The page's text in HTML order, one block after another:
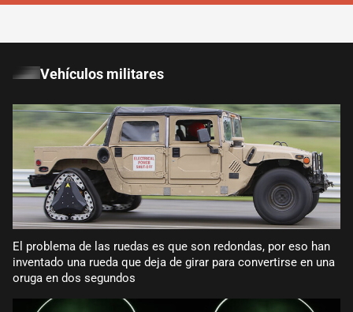
Vehículos militares
El problema de las ruedas es que son redondas, por eso han
inventado una rueda que deja de girar para convertirse en una
oruga en dos segundos